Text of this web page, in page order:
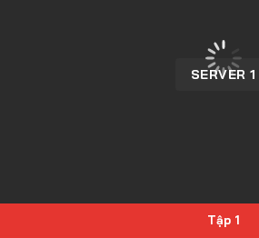
SERVER 1
Tập 1